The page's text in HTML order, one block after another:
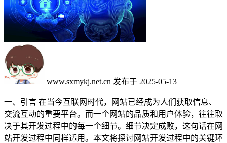
www.sxmykj.net.cn 发布于 2025-05-13
一、引言 在当今互联网时代，网站已经成为人们获取信息、
交流互动的重要平台。而一个网站的品质和用户体验，往往取
决于其开发过程中的每一个细节。细节决定成败，这句话在网
站开发过程中同样适用。本文将探讨网站开发过程中的关键环